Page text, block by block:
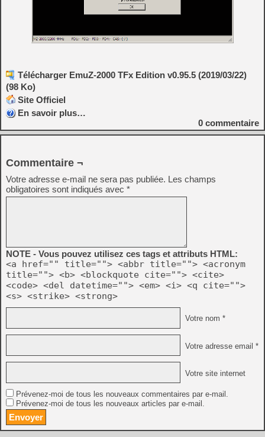
Télécharger EmuZ-2000 TFx Edition v0.95.5 (2019/03/22)
(98 Ko)
Site Officiel
En savoir plus…
0 commentaire
Commentaire ¬
Votre adresse e-mail ne sera pas publiée. Les champs
obligatoires sont indiqués avec *
NOTE - Vous pouvez utilisez ces tags et attributs HTML:
<a href="" title=""> <abbr title=""> <acronym
title=""> <b> <blockquote cite=""> <cite>
<code> <del datetime=""> <em> <i> <q cite="">
<s> <strike> <strong>
Votre nom *
Votre adresse email *
Votre site internet
Prévenez-moi de tous les nouveaux commentaires par e-mail.
Prévenez-moi de tous les nouveaux articles par e-mail.